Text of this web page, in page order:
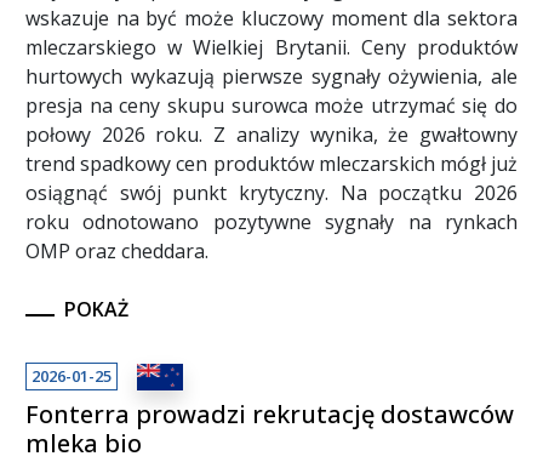
wskazuje na być może kluczowy moment dla sektora
mleczarskiego w Wielkiej Brytanii. Ceny produktów
hurtowych wykazują pierwsze sygnały ożywienia, ale
presja na ceny skupu surowca może utrzymać się do
połowy 2026 roku. Z analizy wynika, że gwałtowny
trend spadkowy cen produktów mleczarskich mógł już
osiągnąć swój punkt krytyczny. Na początku 2026
roku odnotowano pozytywne sygnały na rynkach
OMP oraz cheddara.
POKAŻ
2026-01-25
Fonterra prowadzi rekrutację dostawców
mleka bio